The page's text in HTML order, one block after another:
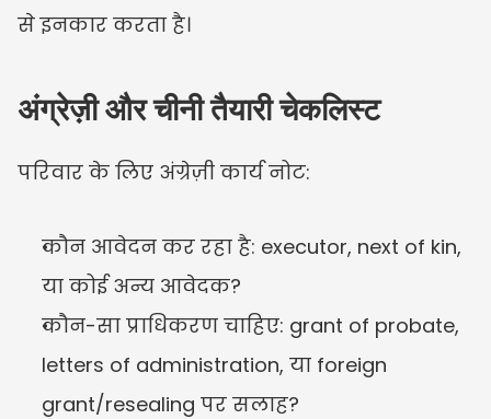
से इनकार करता है।
अंग्रेज़ी और चीनी तैयारी चेकलिस्ट
परिवार के लिए अंग्रेज़ी कार्य नोट:
कौन आवेदन कर रहा है: executor, next of kin,
या कोई अन्य आवेदक?
कौन-सा प्राधिकरण चाहिए: grant of probate,
letters of administration, या foreign
grant/resealing पर सलाह?